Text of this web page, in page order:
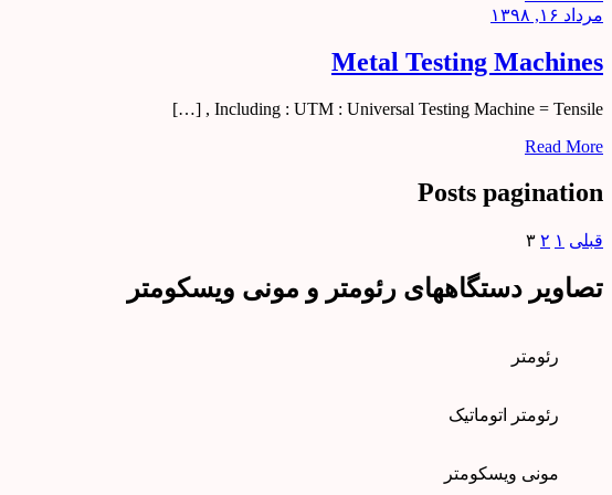
مرداد ۱۶, ۱۳۹۸
Metal Testing Machines
Including : UTM : Universal Testing Machine = Tensile , […]
Read More
Posts pagination
قبلی ۱ ۲ ۳
تصاویر دستگاههای رئومتر و مونی ویسکومتر
رئومتر
رئومتر اتوماتیک
مونی ویسکومتر